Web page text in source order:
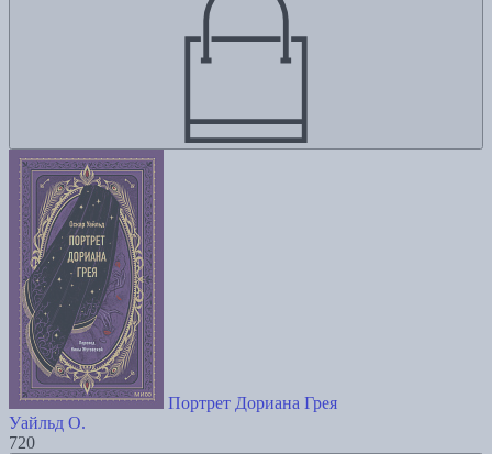
Портрет Дориана Грея
Уайльд О.
720